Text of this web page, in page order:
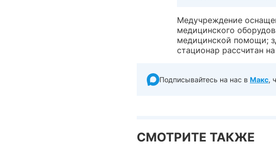
Медучреждение
медицинского
медицинской помощи;
стационар рассчитан
Подписывайтесь на нас в Макс,
СМОТРИТЕ ТАКЖЕ